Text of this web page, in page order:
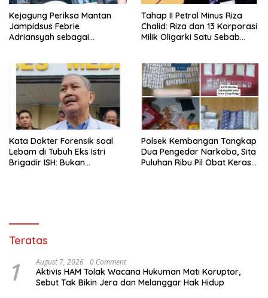
Kejagung Periksa Mantan
Jampidsus Febrie
Adriansyah sebagai
Tahap II Petral Minus Riza
Chalid: Riza dan 13 Korporasi
Milik Oligarki Satu Sebab
Kata Dokter Forensik soal
Lebam di Tubuh Eks Istri
Brigadir ISH: Bukan
Polsek Kembangan Tangkap
Dua Pengedar Narkoba, Sita
Puluhan Ribu Pil Obat Keras
Teratas
1 August 7, 2026 0 Comment
Aktivis HAM Tolak Wacana Hukuman Mati Koruptor,
Sebut Tak Bikin Jera dan Melanggar Hak Hidup